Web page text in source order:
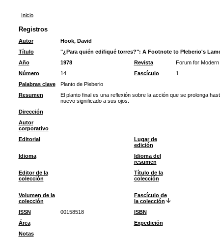
Inicio
Registros
Autor
Hook, David
Título
"¿Para quién edifiqué torres?": A Footnote to Pleberio's
Año
1978 Revista
Forum for
Número
14 Fascículo
1
Palabras clave
Planto de Pleberio
Resumen
El planto final es una reflexión sobre la acción que se prolonga
nuevo significado a sus ojos.
Dirección
Autor
corporativo
Editorial
Lugar de
edición
Idioma
Idioma del
resumen
Editor de la
colección
Título de la
colección
Volumen de la
colección
Fascículo de
la colección
ISSN
00158518
ISBN
Área
Expedición
Notas